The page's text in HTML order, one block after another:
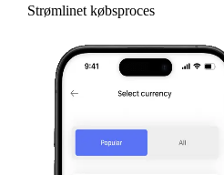
Strømlinet købsproces